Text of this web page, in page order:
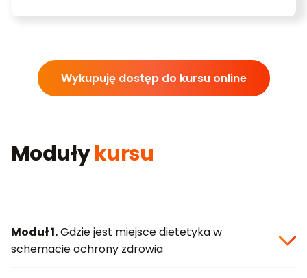
Wykupuję dostęp do kursu online
Modułykursu
Moduł 1.Gdzie jest miejsce dietetyka w
schemacie ochrony zdrowia